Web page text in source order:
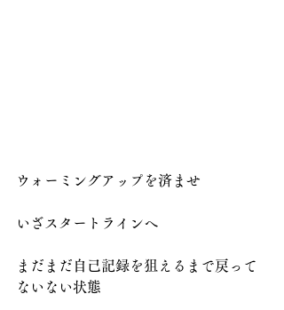
ウォーミングアップを済ませ
いざスタートラインへ
まだまだ自己記録を狙えるまで戻って
ないない状態